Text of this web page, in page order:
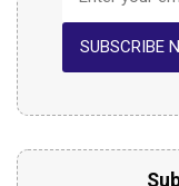
SUBSCRIBE